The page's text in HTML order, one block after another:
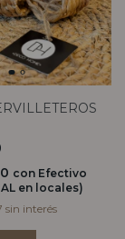
con Efectivo
en locales)
sin interés